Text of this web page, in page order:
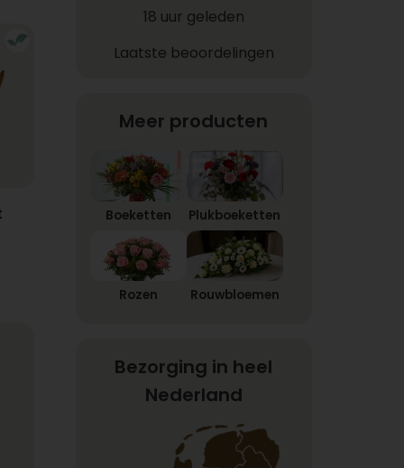
18 uur geleden
Laatste beoordelingen
Meer producten
Boeketten Plukboeketten
Rozen Rouwbloemen
Bezorging in heel
Nederland